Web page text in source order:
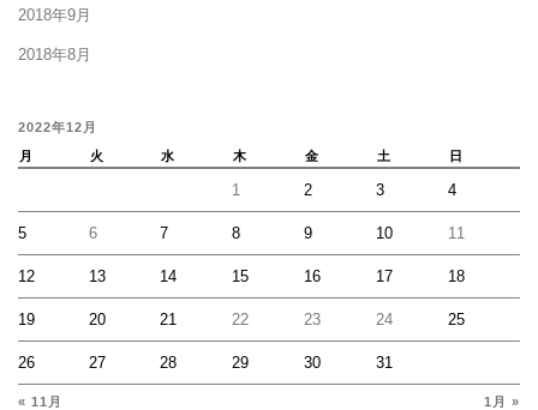
2018年9月
2018年8月
2022年12月
月
火 水 木 金 土 日
« 11月 1月 »
1 2 3 4
5 6 7 8 9 10 11
12 13 14 15 16 17 18
19 20 21 22 23 24 25
26 27 28 29 30 31